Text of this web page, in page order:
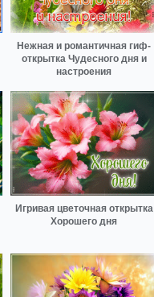
Нежная и романтичная гиф-
открытка Чудесного дня и
настроения
Игривая цветочная открытка
Хорошего дня